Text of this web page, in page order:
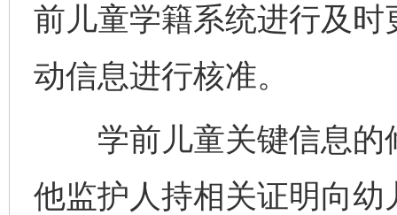
前儿童学籍系统进行及
动信息进行核准。
学前儿童关键信息的
他监护人持相关证明向